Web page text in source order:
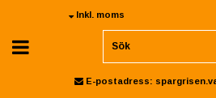
Inkl. moms
E-postadress: